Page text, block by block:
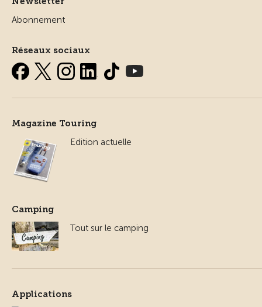
Abonnement
Réseaux sociaux
Magazine Touring
Edition actuelle
Camping
Tout sur le camping
Applications